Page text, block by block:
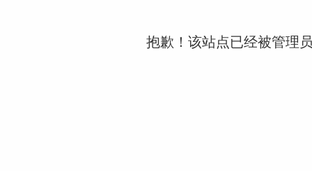
抱歉！该站点已经被管理